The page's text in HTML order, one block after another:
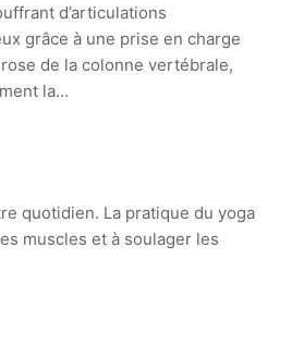
d’articulations
grâce à une prise en charge
de la colonne vertébrale,
la…
quotidien. La pratique du yoga
muscles et à soulager les